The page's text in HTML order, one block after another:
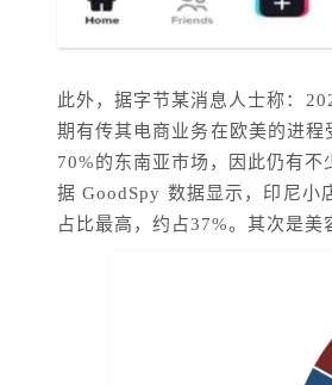
此外，据字节某消息人士称：
期有传其电商业务在欧美的进
70%的东南亚市场，因此仍有不
据 GoodSpy 数据显示，印尼小
占比最高，约占37%。其次是美